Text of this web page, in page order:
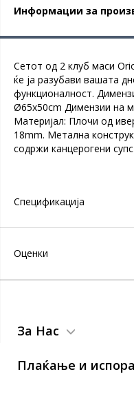
Информации за
Сетот од 2 клуб маси
ќе ја разубави вашата
функционалност.
Ø65x50cm Димензии на
Материјал: Плочи од
18mm. Метална
содржи канцерогени
Спецификација
Оценки
За Нас
Плаќање и